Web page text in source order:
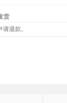
货
退款。